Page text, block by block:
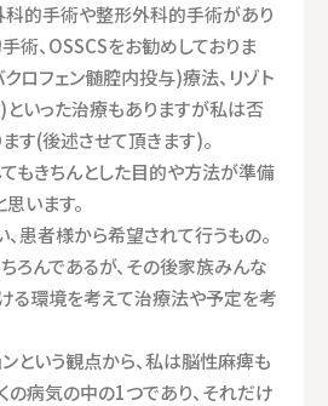
科的手術や整形外科的手術があり
術、OSSCSをお勧めしておりま
クロフェン髄腔内投与)療法、リゾト
いった治療もありますが私は否
す(後述させて頂きます)。
てもきちんとした目的や方法が準備
います。
患者様から希望されて行うもの。
ろんであるが、その後家族みんな
る環境を考えて治療法や予定を考
という観点から、私は脳性麻痺も
の病気の中の1つであり、それだけ